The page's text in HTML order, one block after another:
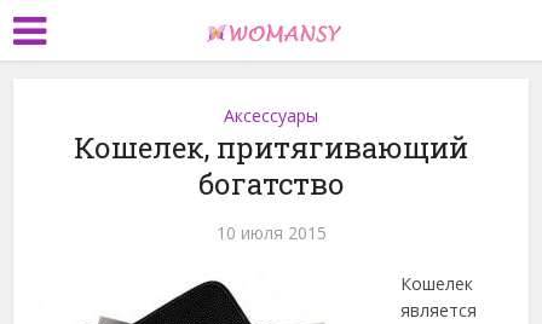
Аксессуары
Кошелек, притягивающий
богатство
10 июля 2015
Кошелек
является